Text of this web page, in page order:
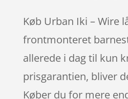
Køb Urban Iki – Wire
frontmonteret
allerede i dag til kun
prisgarantien, bliver
Køber du for mere